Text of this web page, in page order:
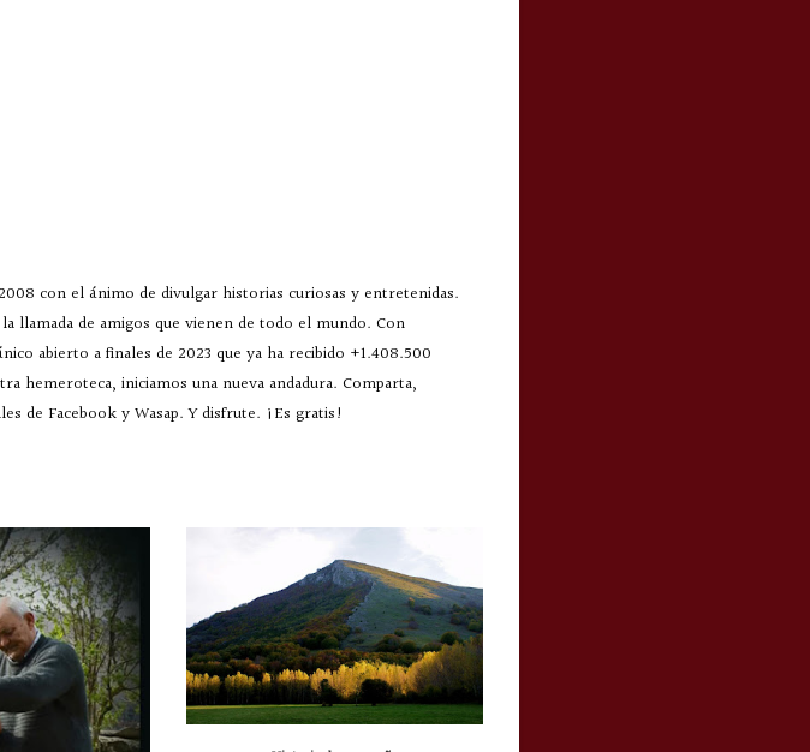
con el ánimo de divulgar historias curiosas y entretenidas.
llamada de amigos que vienen de todo el mundo. Con
abierto a finales de 2023 que ya ha recibido +1.408.500
hemeroteca, iniciamos una nueva andadura. Comparta,
de Facebook y Wasap. Y disfrute. ¡Es gratis!